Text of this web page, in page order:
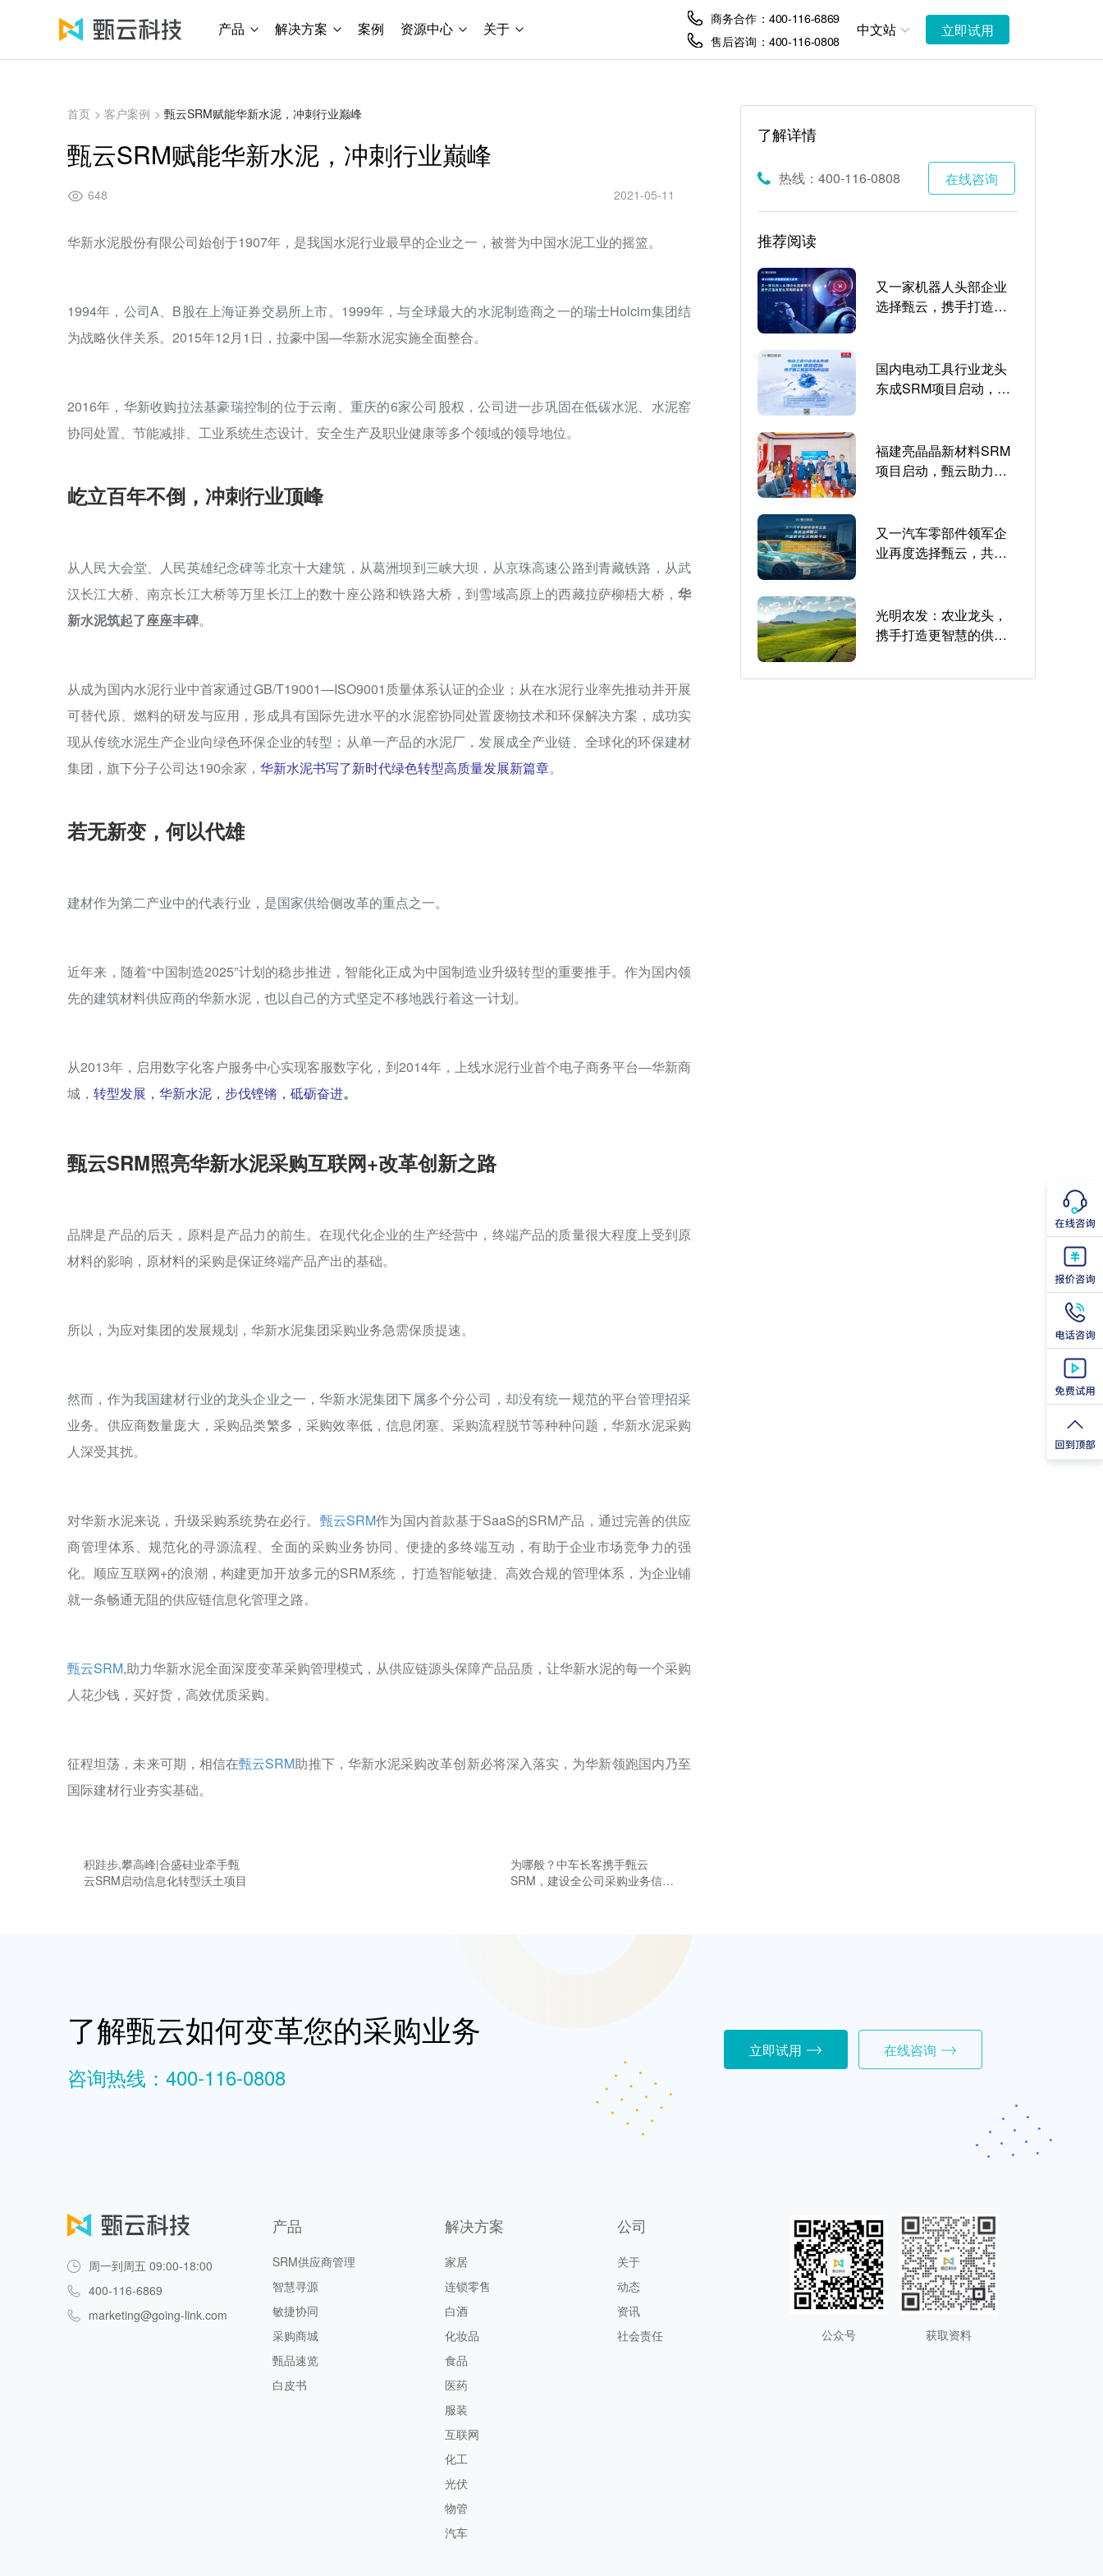
产品 解决方案 案例 资源中心 关于
商务合作：400-116-6869
售后咨询：400-116-0808
中文站 立即试用
首页 > 客户案例 > 甄云SRM赋能华新水泥，冲刺行业巅峰
甄云SRM赋能华新水泥，冲刺行业巅峰
2021-05-11
648
华新水泥股份有限公司始创于1907年，是我国水泥行业最早的企业之一，被誉为中国水泥工业的摇篮。
1994年，公司A、B股在上海证券交易所上市。1999年，与全球最大的水泥制造商之一的瑞士Holcim集团结
为战略伙伴关系。2015年12月1日，拉豪中国—华新水泥实施全面整合。
2016年，华新收购拉法基豪瑞控制的位于云南、重庆的6家公司股权，公司进一步巩固在低碳水泥、水泥窑
协同处置、节能减排、工业系统生态设计、安全生产及职业健康等多个领域的领导地位。
屹立百年不倒，冲刺行业顶峰
从人民大会堂、人民英雄纪念碑等北京十大建筑，从葛洲坝到三峡大坝，从京珠高速公路到青藏铁路，从武
汉长江大桥、南京长江大桥等万里长江上的数十座公路和铁路大桥，到雪域高原上的西藏拉萨柳梧大桥， 华
新水泥筑起了座座丰碑。
从成为国内水泥行业中首家通过GB/T19001—ISO9001质量体系认证的企业；从在水泥行业率先推动并开展
可替代原、燃料的研发与应用，形成具有国际先进水平的水泥窑协同处置废物技术和环保解决方案，成功实
现从传统水泥生产企业向绿色环保企业的转型；从单一产品的水泥厂，发展成全产业链、全球化的环保建材
集团，旗下分子公司达190余家， 华新水泥书写了新时代绿色转型高质量发展新篇章。
若无新变，何以代雄
建材作为第二产业中的代表行业，是国家供给侧改革的重点之一。
近年来，随着“中国制造2025”计划的稳步推进，智能化正成为中国制造业升级转型的重要推手。作为国内领
先的建筑材料供应商的华新水泥，也以自己的方式坚定不移地践行着这一计划。
从2013年，启用数字化客户服务中心实现客服数字化，到2014年，上线水泥行业首个电子商务平台—华新商
城， 转型发展，华新水泥，步伐铿锵，砥砺奋进。
甄云SRM照亮华新水泥采购互联网+改革创新之路
品牌是产品的后天，原料是产品力的前生。在现代化企业的生产经营中，终端产品的质量很大程度上受到原
材料的影响，原材料的采购是保证终端产品产出的基础。
所以，为应对集团的发展规划，华新水泥集团采购业务急需保质提速。
然而，作为我国建材行业的龙头企业之一，华新水泥集团下属多个分公司，却没有统一规范的平台管理招采
业务。供应商数量庞大，采购品类繁多，采购效率低，信息闭塞、采购流程脱节等种种问题，华新水泥采购
人深受其扰。
对华新水泥来说，升级采购系统势在必行。 甄云SRM作为国内首款基于SaaS的SRM产品，通过完善的供应
商管理体系、规范化的寻源流程、全面的采购业务协同、便捷的多终端互动，有助于企业市场竞争力的强
化。顺应互联网+的浪潮，构建更加开放多元的SRM系统， 打造智能敏捷、高效合规的管理体系，为企业铺
就一条畅通无阻的供应链信息化管理之路。
甄云SRM,助力华新水泥全面深度变革采购管理模式，从供应链源头保障产品品质，让华新水泥的每一个采购
人花少钱，买好货，高效优质采购。
征程坦荡，未来可期，相信在甄云SRM助推下，华新水泥采购改革创新必将深入落实，为华新领跑国内乃至
国际建材行业夯实基础。
积跬步,攀高峰|合盛硅业牵手甄
云SRM启动信息化转型沃土项目
为哪般？中车长客携手甄云
SRM，建设全公司采购业务信息
了解详情
热线：400-116-0808 在线咨询
推荐阅读
又一家机器人头部企业
选择甄云，携手打造数
国内电动工具行业龙头
东成SRM项目启动，携
福建亮晶晶新材料SRM
项目启动，甄云助力材
又一汽车零部件领军企
业再度选择甄云，共建
光明农发：农业龙头，
携手打造更智慧的供应
了解甄云如何变革您的采购业务
咨询热线：400-116-0808
立即试用 在线咨询
周一到周五 09:00-18:00
400-116-6869
marketing@going-link.com
产品
SRM供应商管理
智慧寻源
敏捷协同
采购商城
甄品速览
白皮书
解决方案
家居
连锁零售
白酒
化妆品
食品
医药
服装
互联网
化工
光伏
物管
汽车
公司
关于
动态
资讯
社会责任
公众号 获取资料